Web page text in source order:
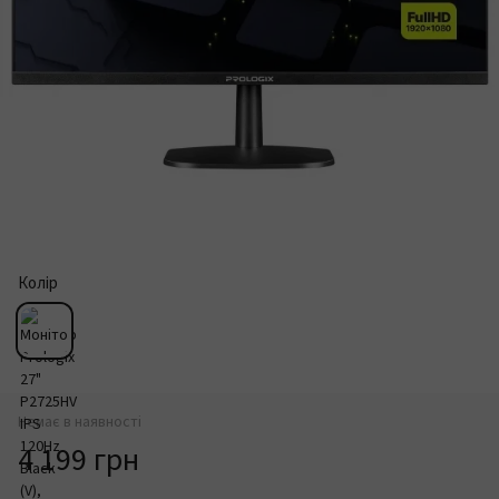
Колір
Немає в наявності
4 199 грн